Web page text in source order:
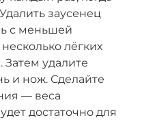
заусенец
с меньшей
лёгких
удалите
и нож. Сделайте
— веса
достаточно для